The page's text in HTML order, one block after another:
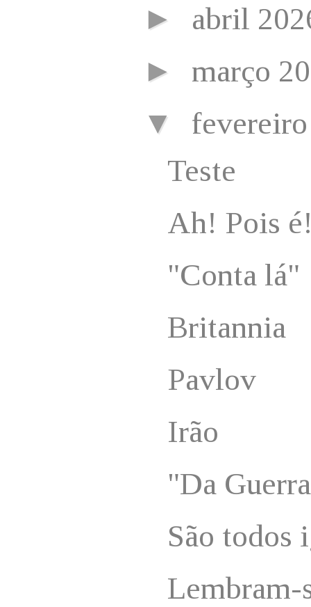
► abril
► março
▼
Teste
Ah! Pois
"Conta lá"
Britannia
Pavlov
Irão
"Da
São todos
Lembram-